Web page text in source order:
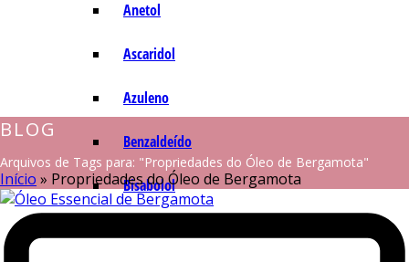
Anetol
Ascaridol
Azuleno
Benzaldeído
Bisabolol
BLOG
Arquivos de Tags para: "Propriedades do Óleo de Bergamota"
Início » Propriedades do Óleo de Bergamota